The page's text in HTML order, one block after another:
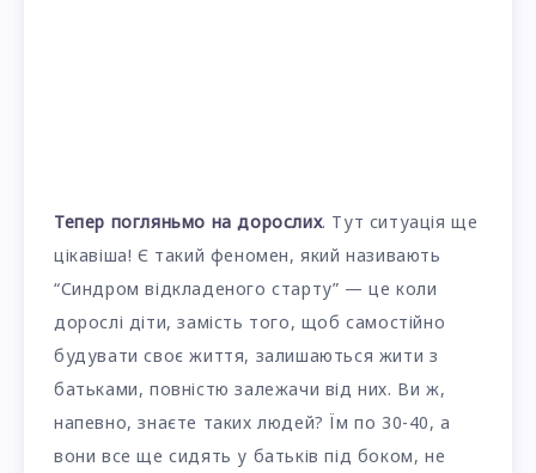
Тепер погляньмо на дорослих. Тут ситуація ще
цікавіша! Є такий феномен, який називають
“Синдром відкладеного старту” — це коли
дорослі діти, замість того, щоб самостійно
будувати своє життя, залишаються жити з
батьками, повністю залежачи від них. Ви ж,
напевно, знаєте таких людей? Їм по 30-40, а
вони все ще сидять у батьків під боком, не